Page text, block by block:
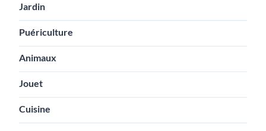
Jardin
Puériculture
Animaux
Jouet
Cuisine